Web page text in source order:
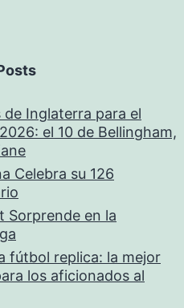
de Inglaterra para el
el 10 de Bellingham,
Celebra su 126
Sorprende en la
fútbol replica: la mejor
los aficionados al